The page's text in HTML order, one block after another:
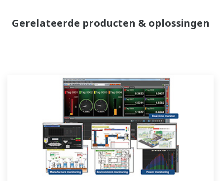
Gerelateerde producten & oplossingen